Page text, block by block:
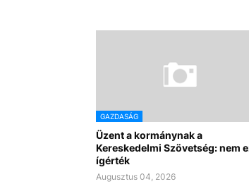
GAZDASÁG
Üzent a kormánynak a
Kereskedelmi Szövetség: nem
ígérték
Augusztus 04, 2026